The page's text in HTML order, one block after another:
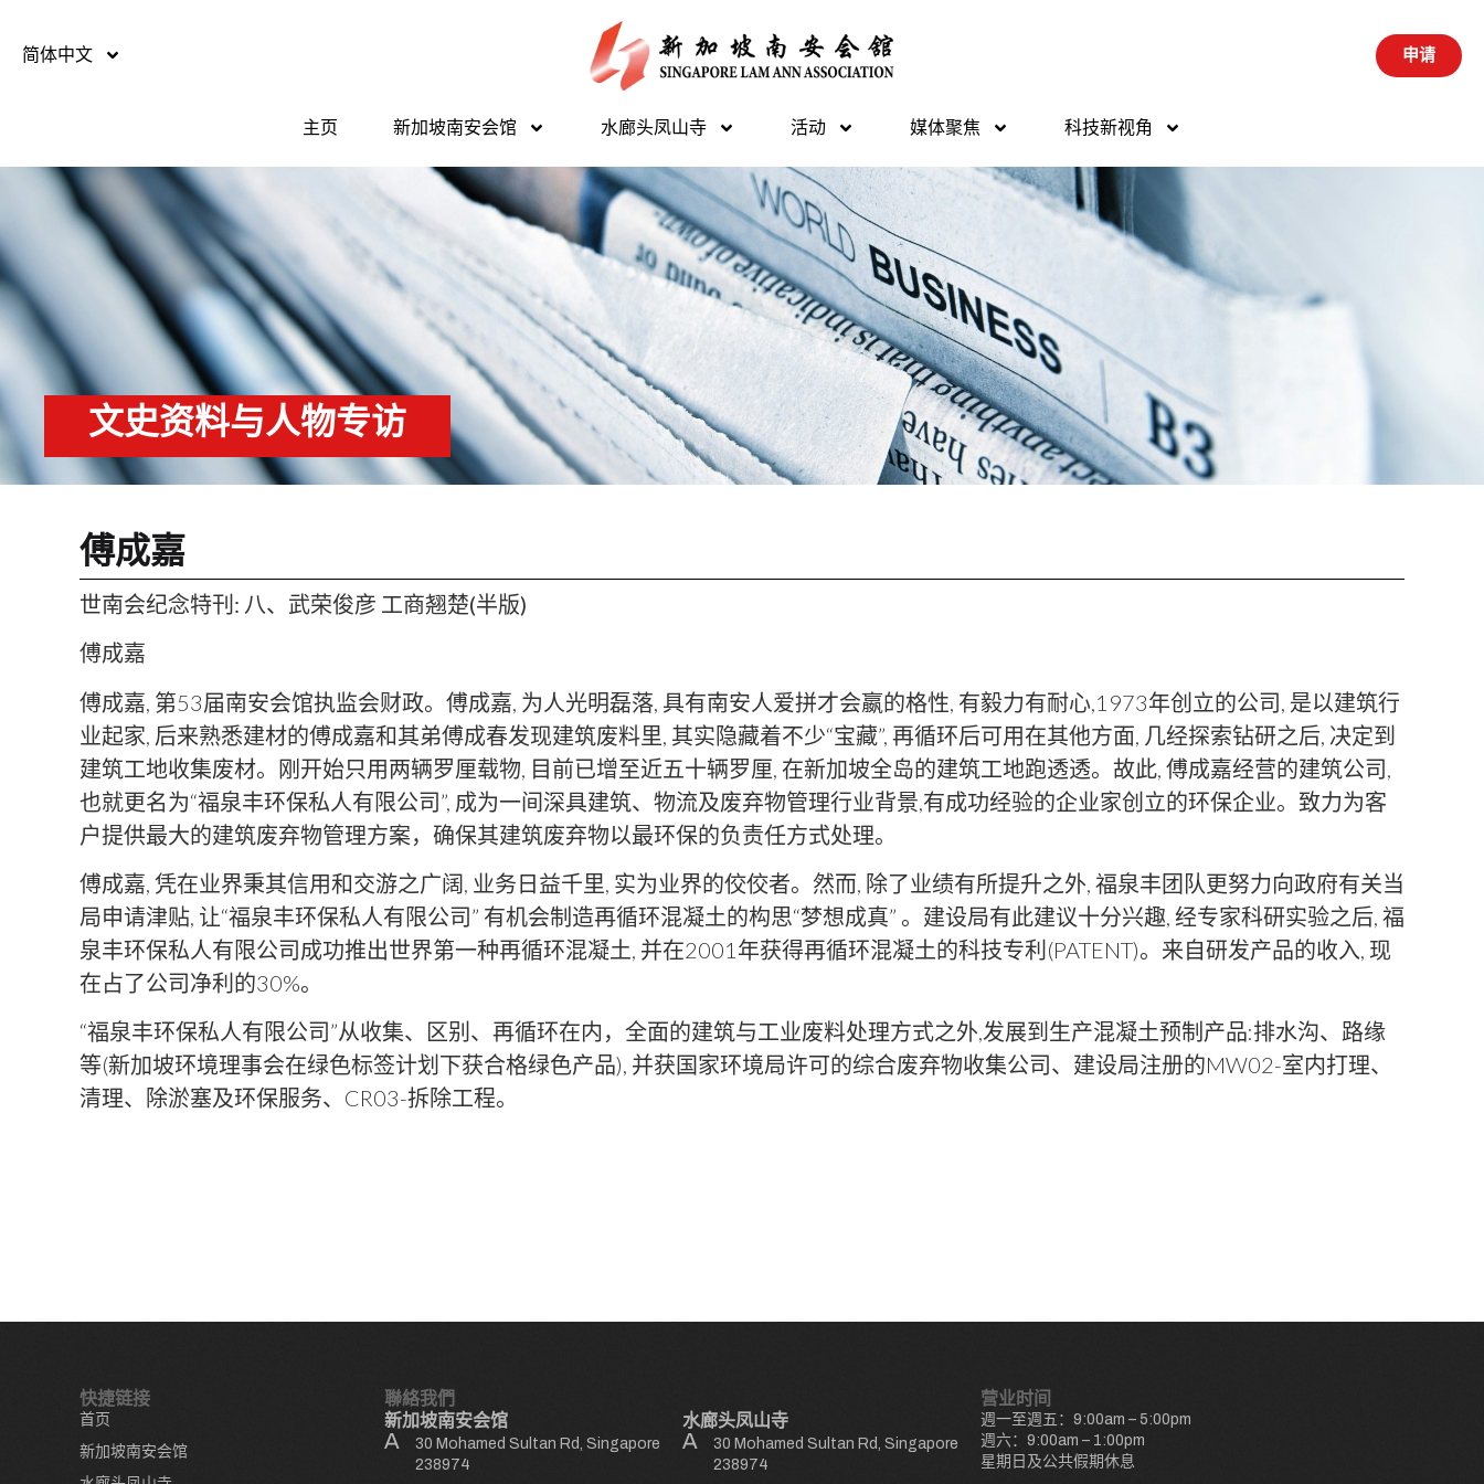
简体中文 申请
主页 新加坡南安会馆 水廊头凤山寺 活动 媒体聚焦 科技新视角
文史资料与人物专访
傅成嘉
世南会纪念特刊: 八、武荣俊彦 工商翘楚(半版)
傅成嘉
​傅成嘉, 第53届南安会馆执监会财政。傅成嘉, 为人光明磊落, 具有南安人爱拼才会嬴的格性, 有毅力有耐心,1973年创立的公司, 是以建筑行
业起家, 后来熟悉建材的傅成嘉和其弟傅成春发现建筑废料里, 其实隐藏着不少“宝藏”, 再循环后可用在其他方面, 几经探索钻研之后, 决定到
建筑工地收集废材。刚开始只用两辆罗厘载物, 目前已增至近五十辆罗厘, 在新加坡全岛的建筑工地跑透透。故此, 傅成嘉经营的建筑公司,
也就更名为“福泉丰环保私人有限公司”, 成为一间深具建筑、物流及废弃物管理行业背景,有成功经验的企业家创立的环保企业。致力为客
户提供最大的建筑废弃物管理方案，确保其建筑废弃物以最环保的负责任方式处理。
​傅成嘉, 凭在业界秉其信用和交游之广阔, 业务日益千里, 实为业界的佼佼者。然而, 除了业绩有所提升之外, 福泉丰团队更努力向政府有关当
局申请津贴, 让“福泉丰环保私人有限公司” 有机会制造再循环混凝土的构思“梦想成真” 。建设局有此建议十分兴趣, 经专家科研实验之后, 福
泉丰环保私人有限公司成功推出世界第一种再循环混凝土, 并在2001年获得再循环混凝土的科技专利(PATENT)。来自研发产品的收入, 现
在占了公司净利的30%。
​“福泉丰环保私人有限公司”从收集、区别、再循环在内，全面的建筑与工业废料处理方式之外,发展到生产混凝土预制产品:排水沟、路缘
等(新加坡环境理事会在绿色标签计划下获合格绿色产品), 并获国家环境局许可的综合废弃物收集公司、建设局注册的MW02-室内打理、
清理、除淤塞及环保服务、CR03-拆除工程。
快捷链接
首页
新加坡南安会馆
聯絡我們
新加坡南安会馆
30 Mohamed Sultan Rd, Singapore
238974
水廊头凤山寺
30 Mohamed Sultan Rd, Singapore
238974
营业时间
週一至週五：9:00am – 5:00pm
週六：9:00am – 1:00pm
星期日及公共假期休息